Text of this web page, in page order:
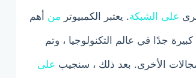
على الشبكة. يعتبر الكمبيوتر من أهم
جدًا في عالم التكنولوجيا ، وتم
الأخرى. بعد ذلك ، سنجيب على